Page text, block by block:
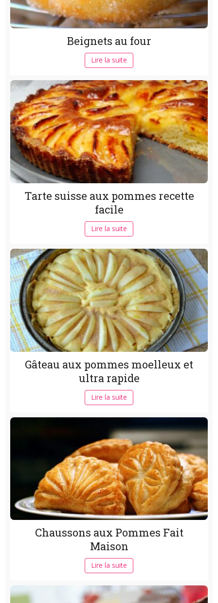
Beignets au four
Lire la suite
Tarte suisse aux pommes recette
facile
Lire la suite
Gâteau aux pommes moelleux et
ultra rapide
Lire la suite
Chaussons aux Pommes Fait
Maison
Lire la suite